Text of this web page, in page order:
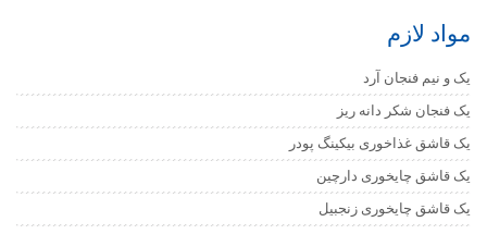
مواد لازم
یک و نیم فنجان آرد
یک فنجان شکر دانه ریز
یک قاشق غذاخوری بیکینگ پودر
یک قاشق چایخوری دارچین
یک قاشق چایخوری زنجبیل